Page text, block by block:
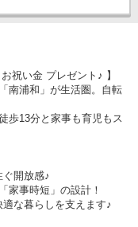
祝い金 プレゼント♪ 】
南浦和」が生活圏。自転
歩13分と家事も育児もス
ぐ開放感♪
家事時短」の設計！
な暮らしを支えます♪